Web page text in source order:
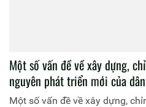
Một số vấn đề về xây dựng,
nguyên phát triển mới của
Một số vấn đề về xây dựng,